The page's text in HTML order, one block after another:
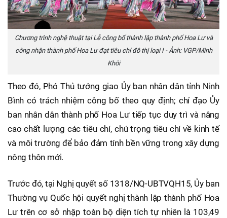
Chương trình nghệ thuật tại Lễ công bố thành lập thành phố Hoa Lư và
công nhận thành phố Hoa Lư đạt tiêu chí đô thị loại I - Ảnh: VGP/Minh
Khôi
Theo đó, Phó Thủ tướng giao Ủy ban nhân dân tỉnh Ninh
Bình có trách nhiệm công bố theo quy định; chỉ đạo Ủy
ban nhân dân thành phố Hoa Lư tiếp tục duy trì và nâng
cao chất lượng các tiêu chí, chú trọng tiêu chí về kinh tế
và môi trường để bảo đảm tính bền vững trong xây dựng
nông thôn mới.
Trước đó, tại Nghị quyết số 1318/NQ-UBTVQH15, Ủy ban
Thường vụ Quốc hội quyết nghị thành lập thành phố Hoa
Lư trên cơ sở nhập toàn bộ diện tích tự nhiên là 103,49